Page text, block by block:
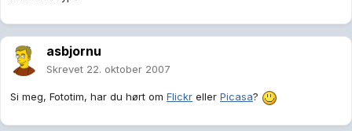
asbjornu
Skrevet 22. oktober 2007
Si meg, Fototim, har du hørt om Flickr eller Picasa?